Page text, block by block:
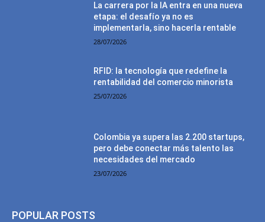
La carrera por la IA entra en una nueva
etapa: el desafío ya no es
implementarla, sino hacerla rentable
28/07/2026
RFID: la tecnología que redefine la
rentabilidad del comercio minorista
25/07/2026
Colombia ya supera las 2.200 startups,
pero debe conectar más talento las
necesidades del mercado
23/07/2026
POPULAR POSTS